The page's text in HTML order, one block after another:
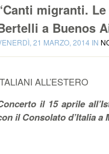
migranti.
a Buenos
21 MARZO, 2014 IN
ALL’ESTERO
il 15 aprile
il Consolato d’Italia a